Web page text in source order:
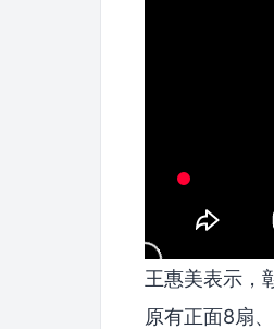
王惠美表示，
原有正面8扇